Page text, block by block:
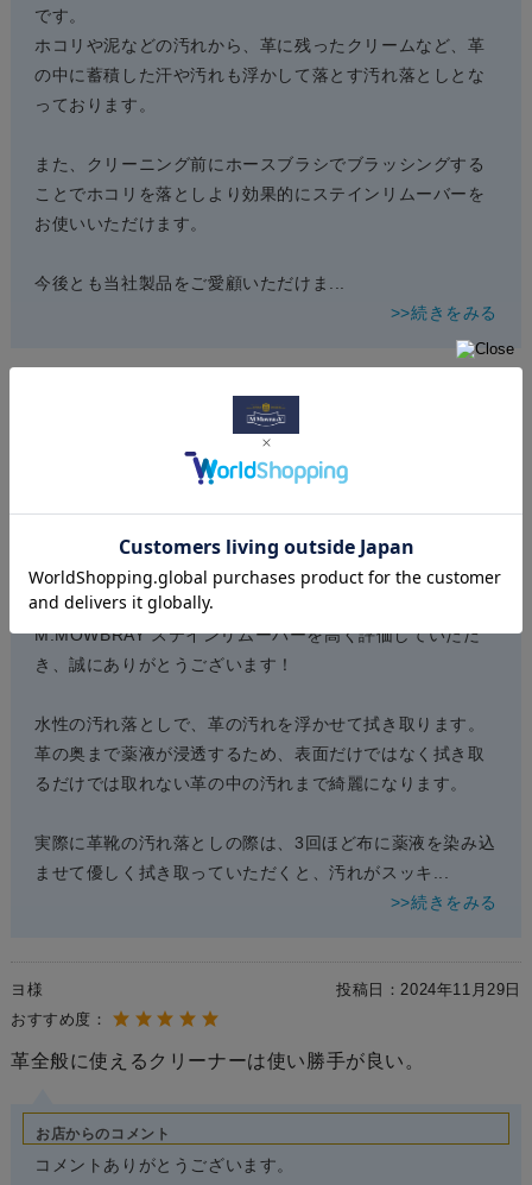
です。
ホコリや泥などの汚れから、革に残ったクリームなど、革
の中に蓄積した汗や汚れも浮かして落とす汚れ落としとな
っております。
また、クリーニング前にホースブラシでブラッシングする
ことでホコリを落としより効果的にステインリムーバーを
お使いいただけます。
今後とも当社製品をご愛顧いただけま
>>続きをみる
一発で汚れ落ちができ、他社製に比べて圧倒的時間短縮
お店からのコメント
コメントありがとうございます。
M.MOWBRAY ステインリムーバーを高く評価していただ
き、誠にありがとうございます！
水性の汚れ落としで、革の汚れを浮かせて拭き取ります。
革の奥まで薬液が浸透するため、表面だけではなく拭き取
るだけでは取れない革の中の汚れまで綺麗になります。
実際に革靴の汚れ落としの際は、3回ほど布に薬液を染み込
ませて優しく拭き取っていただくと、汚れがスッキ
>>続きをみる
ヨ様 投稿日： 2024年11月29日
おすすめ度：
革全般に使えるクリーナーは使い勝手が良い。
お店からのコメント
コメントありがとうございます。